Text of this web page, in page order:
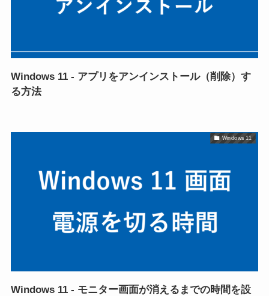
Windows 11 - アプリをアンインストール（削除）す
る方法
Windows 11
Windows 11 - モニター画面が消えるまでの時間を設